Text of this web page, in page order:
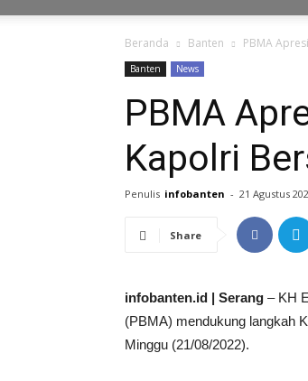
Beranda Banten PBMA
Banten News
PBMA
Kapolri
Penulis infobanten - 21 Agustus
Share
infobanten.id | Serang – KH
(PBMA) mendukung langkah
Minggu (21/08/2022).